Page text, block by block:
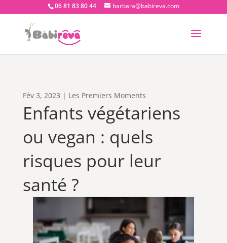
06 81 83 80 44 barbara@babireva.com
Fév 3, 2023 | Les Premiers Moments
Enfants végétariens
ou vegan : quels
risques pour leur
santé ?